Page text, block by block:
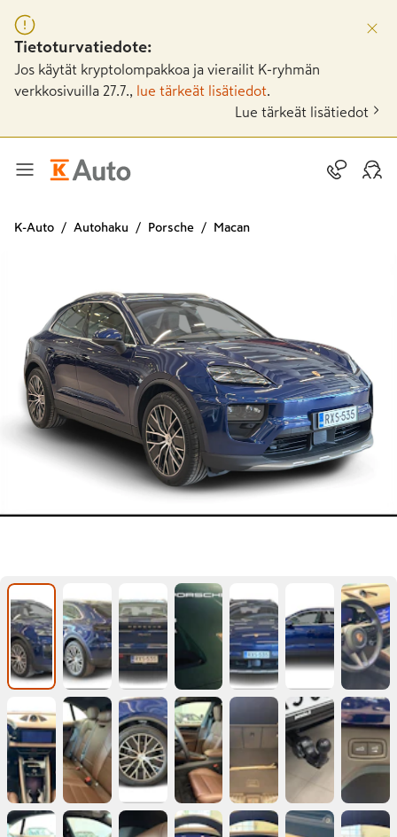
Tietoturvatiedote:
Jos käytät kryptolompakkoa ja vierailit K-ryhmän
verkkosivuilla 27.7.,
lue tärkeät lisätiedot
Lue tärkeät lisätiedot
K-Auto Autohaku Porsche Macan